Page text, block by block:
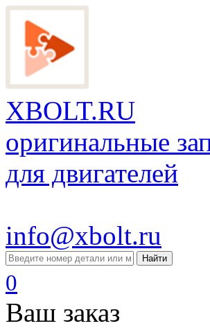
XBOLT.RU
оригинальные
для двигателей
info@xbolt.ru
Найти
0
Ваш заказ